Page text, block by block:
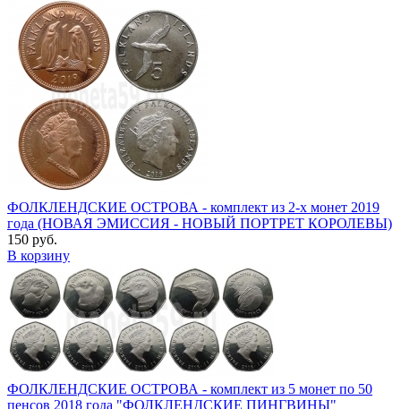
ФОЛКЛЕНДСКИЕ ОСТРОВА - комплект из 2-х монет 2019
года (НОВАЯ ЭМИССИЯ - НОВЫЙ ПОРТРЕТ КОРОЛЕВЫ)
150 руб.
В корзину
ФОЛКЛЕНДСКИЕ ОСТРОВА - комплект из 5 монет по 50
пенсов 2018 года "ФОЛКЛЕНДСКИЕ ПИНГВИНЫ"